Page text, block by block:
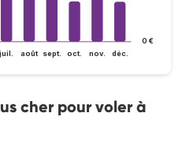
0 €
juil. août sept. oct. nov. déc.
cher pour voler à